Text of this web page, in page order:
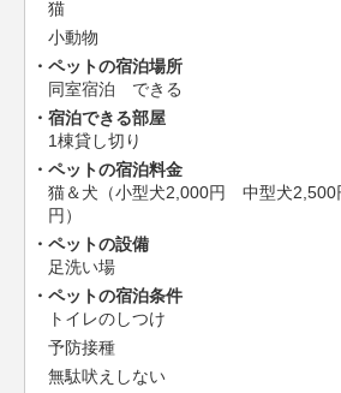
猫
小動物
ペットの宿泊場所
同室宿泊 できる
宿泊できる部屋
1棟貸し切り
ペットの宿泊料金
猫＆犬（小型犬2,000円 中型犬
円）
ペットの設備
足洗い場
ペットの宿泊条件
トイレのしつけ
予防接種
無駄吠えしない